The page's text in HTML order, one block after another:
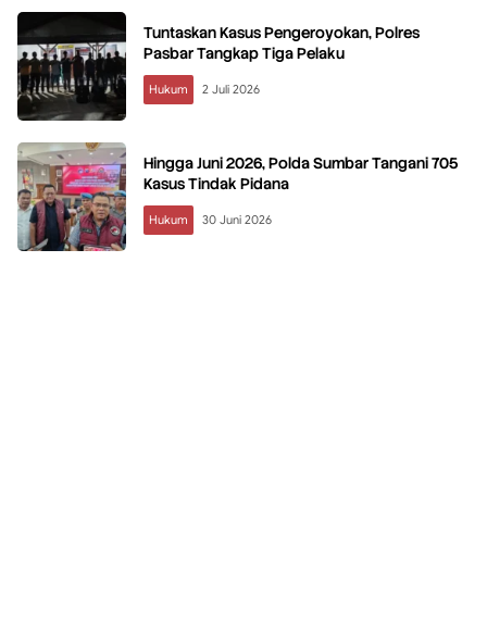
Tuntaskan Kasus Pengeroyokan, Polres
Pasbar Tangkap Tiga Pelaku
Hukum 2 Juli 2026
Hingga Juni 2026, Polda Sumbar Tangani 705
Kasus Tindak Pidana
Hukum 30 Juni 2026